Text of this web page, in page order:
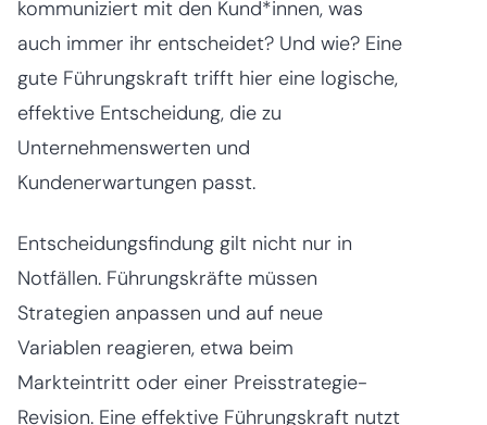
kommuniziert mit den Kund*innen, was
auch immer ihr entscheidet? Und wie? Eine
gute Führungskraft trifft hier eine logische,
effektive Entscheidung, die zu
Unternehmenswerten und
Kundenerwartungen passt.
Entscheidungsfindung gilt nicht nur in
Notfällen. Führungskräfte müssen
Strategien anpassen und auf neue
Variablen reagieren, etwa beim
Markteintritt oder einer Preisstrategie-
Revision. Eine effektive Führungskraft nutzt